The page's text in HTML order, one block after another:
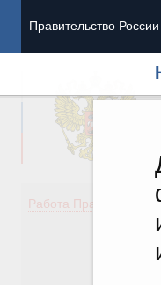
Правительство России
Работа Правительства